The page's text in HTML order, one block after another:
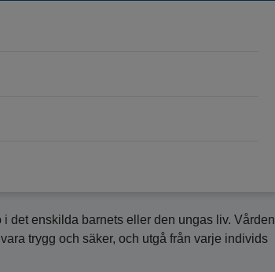
det enskilda barnets eller den ungas liv. Vården
trygg och säker, och utgå från varje individs